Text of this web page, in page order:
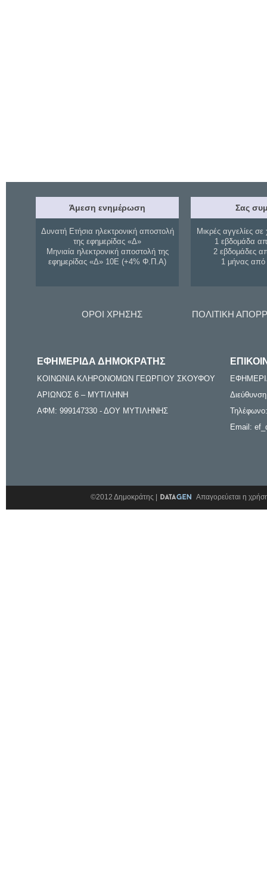
Άμεση ενημέρωση
Δυνατή Ετήσια ηλεκτρονική αποστολή
της εφημερίδας «Δ»
Μηνιαία ηλεκτρονική αποστολή της
εφημερίδας «Δ» 10Ε (+4% Φ.Π.Α)
Σας
Μικρές αγγελίες σε
1 εβδομάδα
2 εβδομάδες
1 μήνας
ΟΡΟΙ ΧΡΗΣΗΣ ΠΟΛΙΤΙΚΗ
ΕΦΗΜΕΡΙΔΑ ΔΗΜΟΚΡΑΤΗΣ
ΚΟΙΝΩΝΙΑ ΚΛΗΡΟΝΟΜΩΝ ΓΕΩΡΓΙΟΥ ΣΚΟΥΦΟΥ
ΑΡΙΩΝΟΣ 6 – ΜΥΤΙΛΗΝΗ
ΑΦΜ: 999147330 - ΔΟΥ ΜΥΤΙΛΗΝΗΣ
Email:
©2012 Δημοκράτης | Απαγορεύεται η